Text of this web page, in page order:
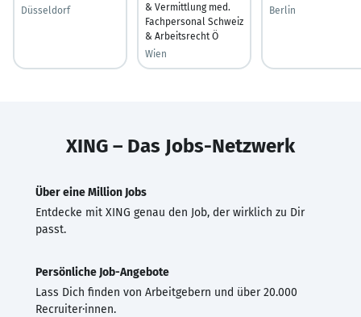
Düsseldorf
& Vermittlung med.
Fachpersonal Schweiz
& Arbeitsrecht Ö
Wien
Berlin
XING – Das Jobs-Netzwerk
Über eine Million Jobs
Entdecke mit XING genau den Job, der wirklich zu Dir
passt.
Persönliche Job-Angebote
Lass Dich finden von Arbeitgebern und über 20.000
Recruiter·innen.